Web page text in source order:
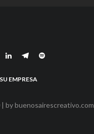
EMPRESA
| bybuenosairescreativo.com